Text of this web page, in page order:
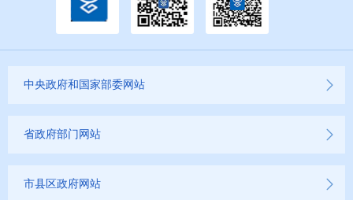
中央政府和国家部委网站
省政府部门网站
市县区政府网站